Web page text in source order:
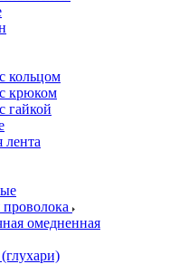
кольцом
крюком
гайкой
лента
омедненная